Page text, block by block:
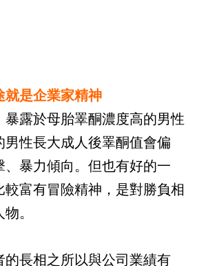
就是企業家精神
暴露於母胎睪酮濃度高的男性
男性長大成人後睪酮值會偏
、暴力傾向。但也有好的一
富有冒險精神，是對勝負相
。
的長相之所以與公司業績有